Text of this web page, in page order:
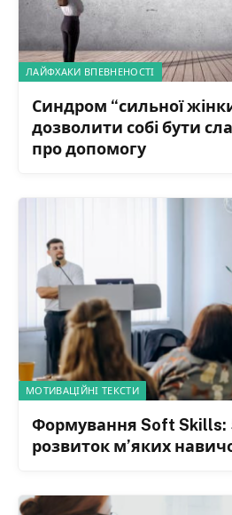
ЛАЙФХАКИ ВПЕВНЕНОСТІ
Синдром “сильної
дозволити собі бути
про допомогу
МОТИВАЦІЙНІ ТЕКСТИ
Формування Soft Skills:
розвиток м’яких